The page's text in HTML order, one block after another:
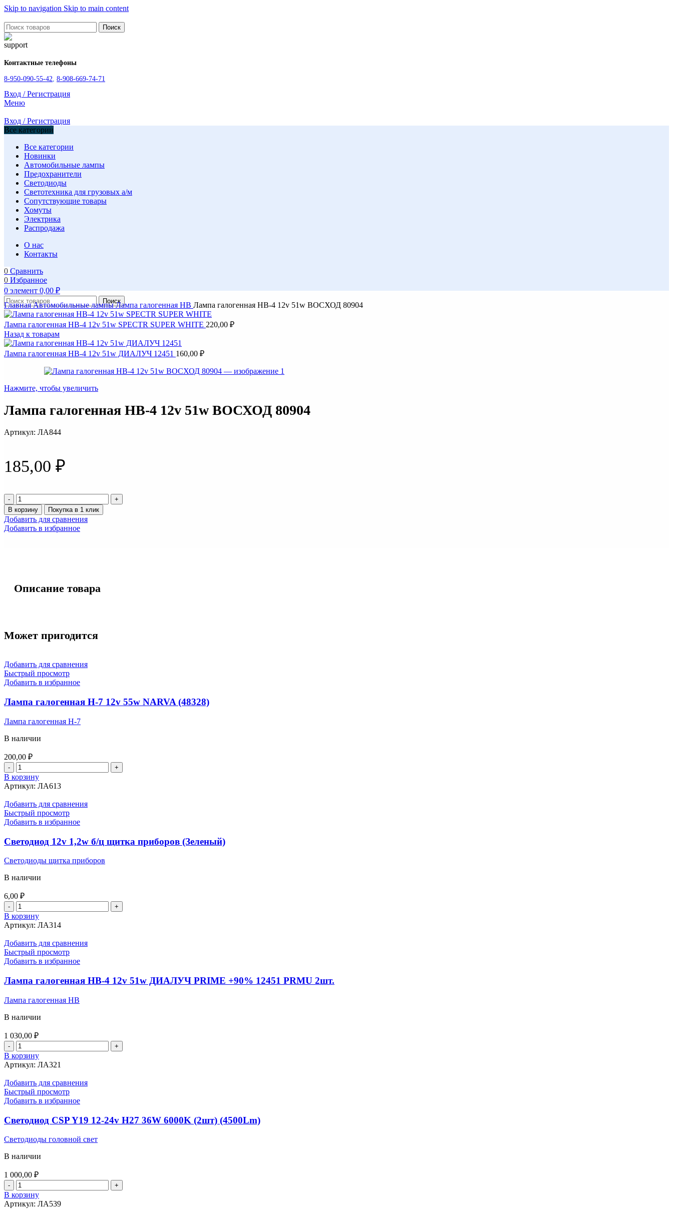
Skip to navigation Skip to main content
Поиск
Контактные телефоны
8-950-090-55-42, 8-908-669-74-71
Вход / Регистрация
Меню
Вход / Регистрация
Все категории
Все категории
Новинки
Автомобильные лампы
Предохранители
Светодиоды
Светотехника для грузовых а/м
Сопутствующие товары
Хомуты
Электрика
Распродажа
О нас
Контакты
0 Сравнить
0 Избранное
0элемент 0,00₽
Поиск
ГлавнаяАвтомобильные лампыЛампа галогенная HB Лампа галогенная НВ-4 12v 51w ВОСХОД 80904
Лампа галогенная НВ-4 12v 51w SPECTR SUPER WHITE 220,00 ₽
Назад к товарам
Лампа галогенная НВ-4 12v 51w ДИАЛУЧ 12451 160,00 ₽
Нажмите, чтобы увеличить
Лампа галогенная НВ-4 12v 51w ВОСХОД 80904
Артикул: ЛА844
185,00 ₽
Количество
товара
Лампа
галогенная
НВ-4
В корзину Покупка в 1 клик
Добавить для сравнения
Добавить в избранное
Описание товара
Может пригодится
Добавить для сравнения
Быстрый просмотр
Добавить в избранное
Лампа галогенная Н-7 12v 55w NARVA (48328)
Лампа галогенная Н-7
В наличии
200,00 ₽
Количество
товара
Лампа
галогенная
Н-7
12v
55w
В корзину
Артикул: ЛА613
Добавить для сравнения
Быстрый просмотр
Добавить в избранное
Светодиод 12v 1,2w б/ц щитка приборов (Зеленый)
Светодиоды щитка приборов
В наличии
6,00 ₽
Количество
товара
Светодиод
12v
1,2w
б/
ц
(Зеленый)
В корзину
Артикул: ЛА314
Добавить для сравнения
Быстрый просмотр
Добавить в избранное
Лампа галогенная НВ-4 12v 51w ДИАЛУЧ PRIME +90% 12451 PRMU 2шт.
Лампа галогенная HB
В наличии
1 030,00 ₽
Количество
товара
Лампа
галогенная
НВ-4
12v
51w
+90%
PRMU
В корзину
Артикул: ЛА321
Добавить для сравнения
Быстрый просмотр
Добавить в избранное
Светодиод CSP Y19 12-24v H27 36W 6000K (2шт) (4500Lm)
Светодиоды головной свет
В наличии
1 000,00 ₽
Количество
товара
Светодиод
В корзину
Артикул: ЛА539